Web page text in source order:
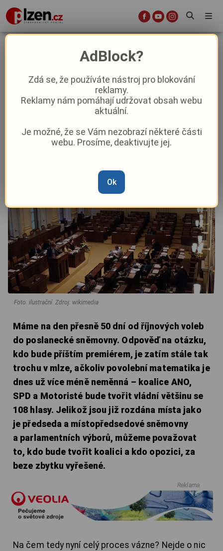
Musí prezident Pavel jmenovat
Babiše premiérem? To je to, oč tu
(ne)běží
Názory a komentáře Aktuálně
Matyáš Novák–24. 11. 2025|07:00
Foto: ilustrační. Zdroj: wikimedia
Máme na den přesně 50 dní od říjnových voleb
do poslanecké sněmovny. Odpověď na otázku,
kdo bude příštím premiérem, je zatím stále tak
trochu v mlze, ačkoliv povolební matematika je
dnes už více méně neměnná – koalice ANO,
SPD a Motoristé bude tvořit vládní většinu se
108 hlasy. Jelikož jsou již rozdána místa jako
je předseda a místopředsedové sněmovny
a parlamentních výborů, můžeme považovat
to, kdo bude tvořit koalici a kdo opozici, za
beze zbytku vyřešené.
Reklama
Na čem tedy nyní celý proces vázne? Nejde o nic
AdBlock?
Zdá se, že používáte nástroj pro blokování
reklamy.
Reklamy nám pomáhají udržovat obsah webu
aktuální.
Je možné, že se Vám nezobrazí některé části
webu. Prosíme, deaktivujte jej.
Ok